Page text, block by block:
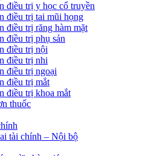
điều trị y học cổ truyền
điều trị tai mũi họng
điều trị răng hàm mặt
điều trị phụ sản
điều trị nội
điều trị nhi
điều trị ngoại
điều trị mắt
điều trị khoa mắt
thuốc
tài chính – Nội bộ